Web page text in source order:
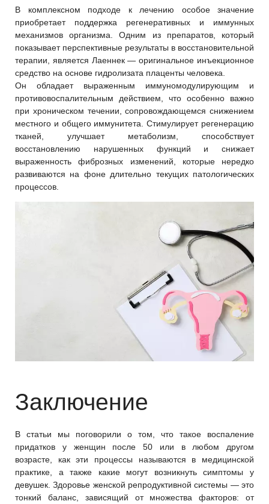
В комплексном подходе к лечению особое значение
приобретает поддержка регенеративных и иммунных
механизмов организма. Одним из препаратов, который
показывает перспективные результаты в восстановительной
терапии, является Лаеннек — оригинальное инъекционное
средство на основе гидролизата плаценты человека.
Он обладает выраженным иммуномодулирующим и
противовоспалительным действием, что особенно важно
при хроническом течении, сопровождающемся снижением
местного и общего иммунитета. Стимулирует регенерацию
тканей, улучшает метаболизм, способствует
восстановлению нарушенных функций и снижает
выраженность фиброзных изменений, которые нередко
развиваются на фоне длительно текущих патологических
процессов.
Заключение
В статьи мы поговорили о том, что такое воспаление
придатков у женщин после 50 или в любом другом
возрасте, как эти процессы называются в медицинской
практике, а также какие могут возникнуть симптомы у
девушек. Здоровье женской репродуктивной системы — это
тонкий баланс, зависящий от множества факторов: от